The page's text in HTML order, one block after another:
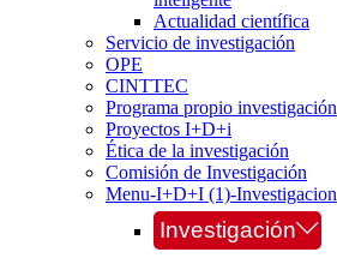
Actualidad científica
Servicio de investigación
OPE
CINTTEC
Programa propio investigación
Proyectos I+D+i
Ética de la investigación
Comisión de Investigación
Menu-I+D+I (1)-Investigacion
Investigación